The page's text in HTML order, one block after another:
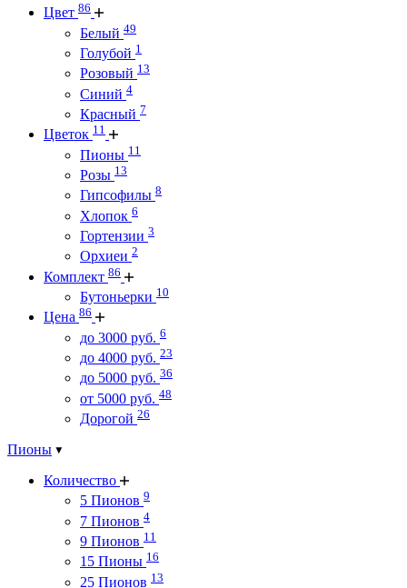
Цвет 86
Белый 49
Голубой 1
Розовый 13
Синий 4
Красный 7
Цветок 11
Пионы 11
Розы 13
Гипсофилы 8
Хлопок 6
Гортензии 3
Орхиеи 2
Комплект 86
Бутоньерки 10
Цена 86
до 3000 руб. 6
до 4000 руб. 23
до 5000 руб. 36
от 5000 руб. 48
Дорогой 26
Пионы
Количество
5 Пионов 9
7 Пионов 4
9 Пионов 11
15 Пионы 16
25 Пионов 13